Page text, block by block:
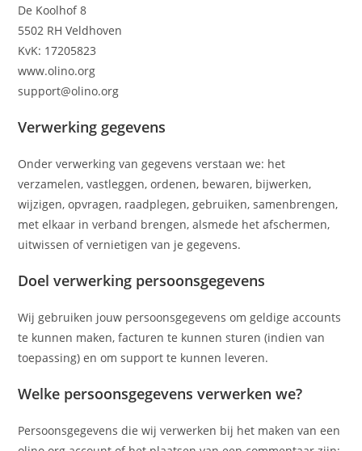
De Koolhof 8
5502 RH Veldhoven
KvK: 17205823
www.olino.org
support@olino.org
Verwerking gegevens
Onder verwerking van gegevens verstaan we: het
verzamelen, vastleggen, ordenen, bewaren, bijwerken,
wijzigen, opvragen, raadplegen, gebruiken, samenbrengen,
met elkaar in verband brengen, alsmede het afschermen,
uitwissen of vernietigen van je gegevens.
Doel verwerking persoonsgegevens
Wij gebruiken jouw persoonsgegevens om geldige accounts
te kunnen maken, facturen te kunnen sturen (indien van
toepassing) en om support te kunnen leveren.
Welke persoonsgegevens verwerken we?
Persoonsgegevens die wij verwerken bij het maken van een